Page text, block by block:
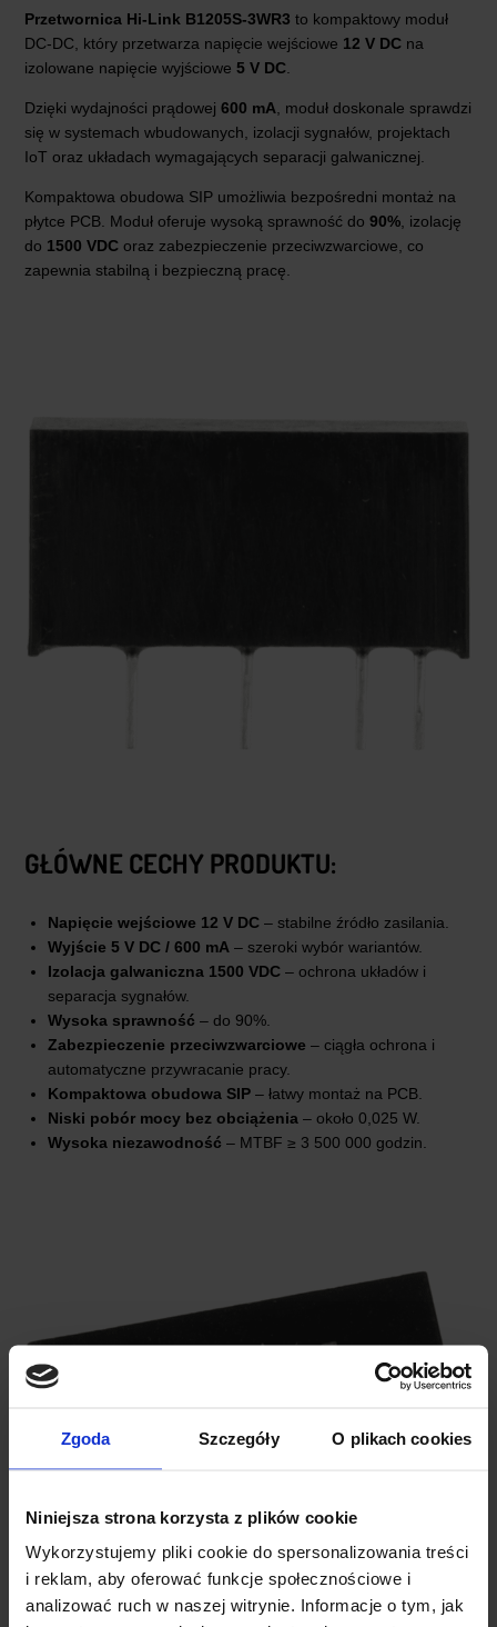
Zgoda Szczegóły O plikach cookies
Niniejsza strona korzysta z plików cookie
Wykorzystujemy pliki cookie do spersonalizowania treści
i reklam, aby oferować funkcje społecznościowe i
analizować ruch w naszej witrynie. Informacje o tym, jak
Przetwornica Hi-Link B1205S-3WR3 to kompaktowy moduł
DC-DC, który przetwarza napięcie wejściowe 12 V DC na
izolowane napięcie wyjściowe 5 V DC.
Dzięki wydajności prądowej 600 mA, moduł doskonale sprawdzi
się w systemach wbudowanych, izolacji sygnałów, projektach
IoT oraz układach wymagających separacji galwanicznej.
Kompaktowa obudowa SIP umożliwia bezpośredni montaż na
płytce PCB. Moduł oferuje wysoką sprawność do 90%, izolację
do 1500 VDC oraz zabezpieczenie przeciwzwarciowe, co
zapewnia stabilną i bezpieczną pracę.
GŁÓWNE CECHY PRODUKTU:
Napięcie wejściowe 12 V DC – stabilne źródło zasilania.
Wyjście 5 V DC / 600 mA – szeroki wybór wariantów.
Izolacja galwaniczna 1500 VDC – ochrona układów i
separacja sygnałów.
Wysoka sprawność – do 90%.
Zabezpieczenie przeciwzwarciowe – ciągła ochrona i
automatyczne przywracanie pracy.
Kompaktowa obudowa SIP – łatwy montaż na PCB.
Niski pobór mocy bez obciążenia – około 0,025 W.
Wysoka niezawodność – MTBF ≥ 3 500 000 godzin.